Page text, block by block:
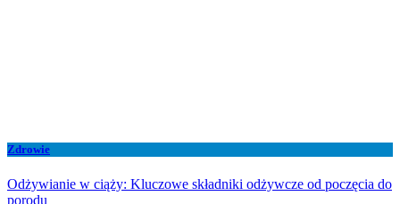
Zdrowie
Odżywianie w ciąży: Kluczowe składniki odżywcze od poczęcia do
porodu